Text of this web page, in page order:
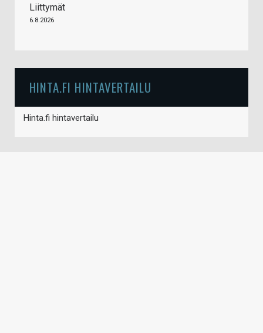
Liittymät
6.8.2026
HINTA.FI HINTAVERTAILU
Hinta.fi hintavertailu